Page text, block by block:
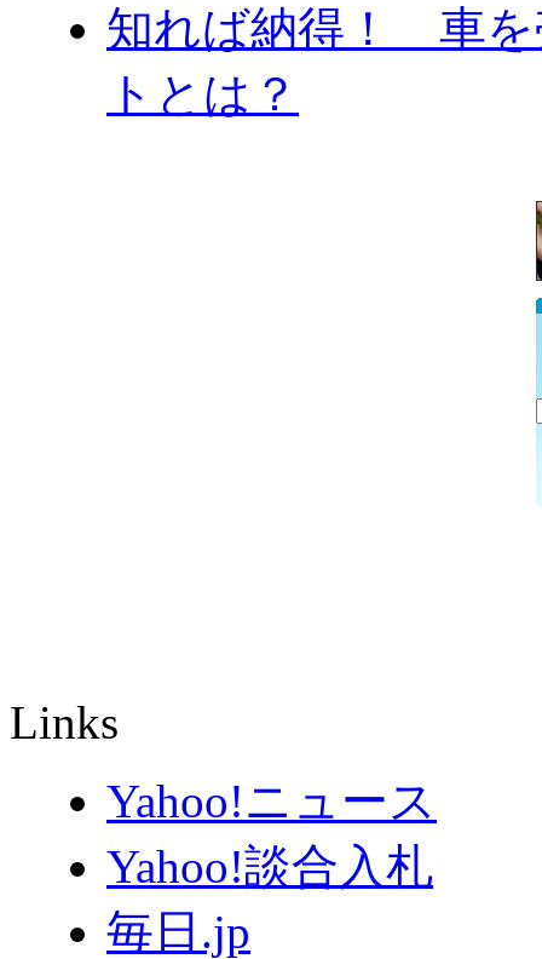
知れば納得！ 車を
トとは？
Links
Yahoo!ニュース
Yahoo!談合入札
毎日.jp